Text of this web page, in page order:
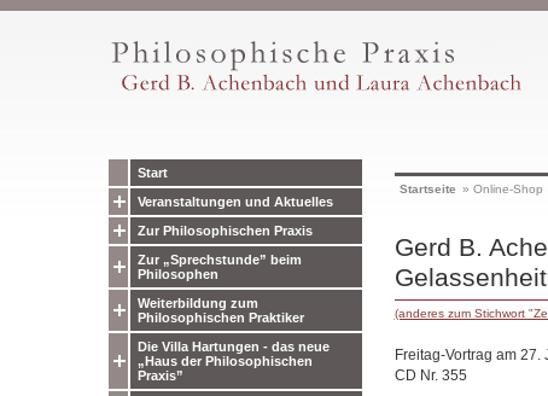
Start
Veranstaltungen und Aktuelles
Zur Philosophischen Praxis
Zur „Sprechstunde” beim
Philosophen
Weiterbildung zum
Philosophischen Praktiker
Die Villa Hartungen - das neue
„Haus der Philosophischen
Praxis”
Startseite » Online-Shop
Gerd B.
(anderes zum Stichwort
Freitag-Vortrag am 27.
CD Nr. 355